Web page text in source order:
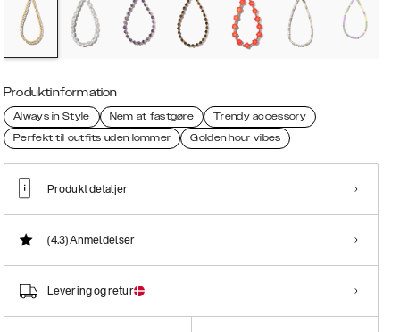
Produktinformation
Always in Style Nem at fastgøre
Trendy accessory
Perfekt til outfits uden lommer
Golden hour vibes
Produkt detaljer
(4.3)Anmeldelser
Levering og retur